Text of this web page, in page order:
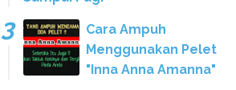
Cara Ampuh
Menggunakan Pelet
"Inna Anna Amanna"